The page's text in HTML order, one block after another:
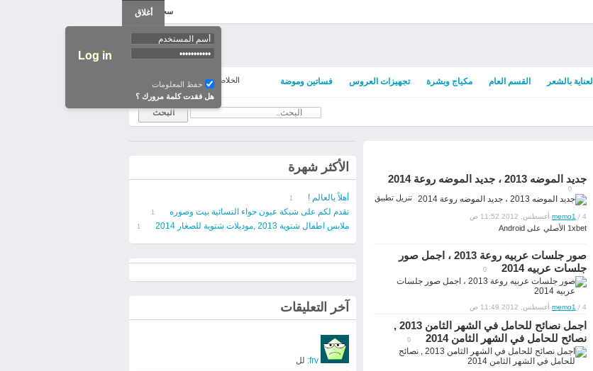
سجل دخول
أغلاق
حفظ المعلومات
هل فقدت كلمة مرورك ؟
العناية بالشعر القسم العام مكياج وبشرة تجهيزات العروس فساتين وموضة الخلاصاتخلاصات المواضيع
الأكثر شهرة
أهلاً بالعالم ! 1
نقدم لكم على شبكة عيون حواء النسائية بيت وصوره 1
ملابس اطفال شتوية 2013 ,موديلات شتوية للصغار 2014 1
آخر التعليقات
frv: لل
جديد الموضه 2013 ، جديد الموضه روعة 2014
0
memo1 / 4 أغسطس, 2012 11:52 ص
تنزيل تطبيق
1xbet الأصلي على Android
صور جلسات عربيه روعة 2013 ، اجمل صور
جلسات عربيه 2014
0
memo1 / 4 أغسطس, 2012 11:49 ص
اجمل نصائح للحامل في الشهر الثامن 2013 ,
نصائح للحامل في الشهر الثامن 2014
0